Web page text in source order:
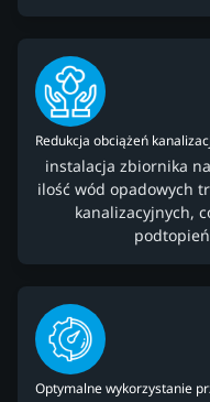
Redukcja obciążeń
instalacja zbiornika
ilość wód opadowych
kanalizacyjnych,
Optymalne wykorzystanie